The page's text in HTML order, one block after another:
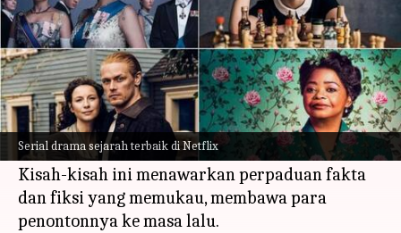
Serial drama sejarah terbaik di Netflix
menulis Handoko Nov 21, 2023 11:46 am
Apa ceritanya
Dari zaman intrik kerajaan hingga kisah epik
masa perang, mari kita pelajari koleksi drama
sejarah terbaik Netflix.
Kisah-kisah ini menawarkan perpaduan fakta
dan fiksi yang memukau, membawa para
penontonnya ke masa lalu.